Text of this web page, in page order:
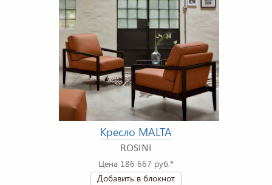
Кресло MALTA
ROSINI
Цена 186 667 руб.*
Добавить в блокнот